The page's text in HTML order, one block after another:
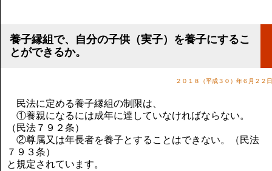
顧問契約について
講演のご案内
養子縁組で、自分の子供（実子）を養子にするこ
とができるか。
２０１８（平成３０）年６月２２日
民法に定める養子縁組の制限は、
①養親になるには成年に達していなければならない。
（民法７９２条）
②尊属又は年長者を養子とすることはできない。（民法
７９３条）
と規定されています。